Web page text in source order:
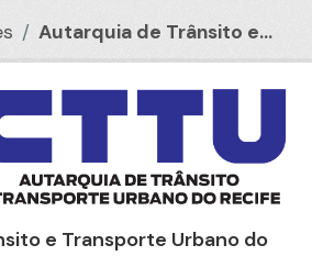
Autarquia de Trânsito e...
e Transporte Urbano do